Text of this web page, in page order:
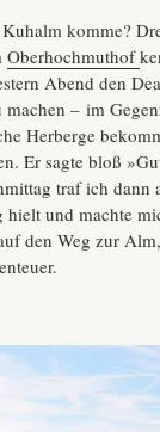
komme?
Oberhochmuthof
Abend den
machen – im
Herberge
Er sagte bloß
traf ich dann
hielt und machte
den Weg zur